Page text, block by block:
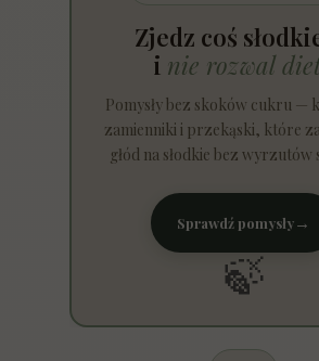
Zjedz coś
i nie rozwal
Pomysły bez skoków cukru —
zamienniki i przekąski, które
głód na słodkie bez wyrzutów
Sprawdź pomysły→
🍃